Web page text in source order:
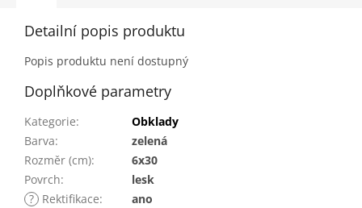
Detailní popis produktu
Popis produktu není dostupný
Doplňkové parametry
Kategorie:
Obklady
Barva:
zelená
Rozměr (cm):
6x30
Povrch:
lesk
? Rektifikace:
ano